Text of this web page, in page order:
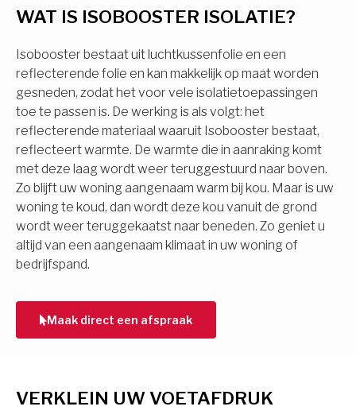
WAT IS ISOBOOSTER ISOLATIE?
Isobooster bestaat uit luchtkussenfolie en een
reflecterende folie en kan makkelijk op maat worden
gesneden, zodat het voor vele isolatietoepassingen
toe te passen is. De werking is als volgt: het
reflecterende materiaal waaruit Isobooster bestaat,
reflecteert warmte. De warmte die in aanraking komt
met deze laag wordt weer teruggestuurd naar boven.
Zo blijft uw woning aangenaam warm bij kou. Maar is uw
woning te koud, dan wordt deze kou vanuit de grond
wordt weer teruggekaatst naar beneden. Zo geniet u
altijd van een aangenaam klimaat in uw woning of
bedrijfspand.
Maak direct een afspraak
VERKLEIN UW VOETAFDRUK